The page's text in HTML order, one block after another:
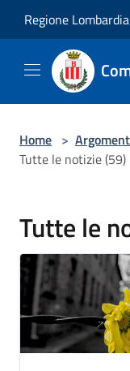
Regione Lombardia
Home >
Tutte le notizie (59)
Tutte le